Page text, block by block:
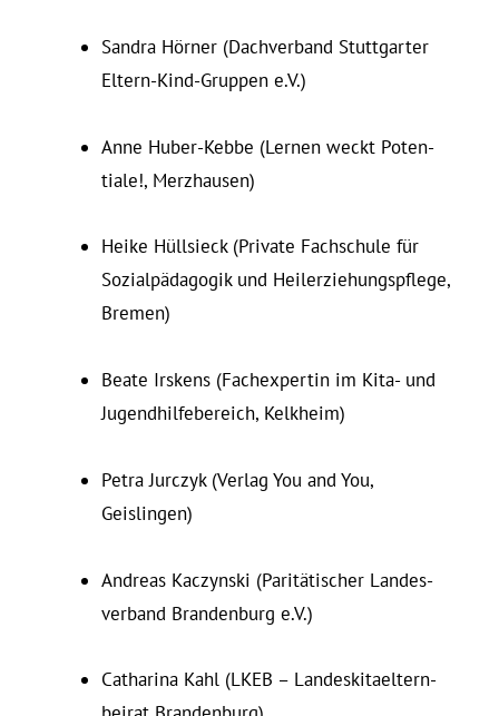
Sandra Hörner (Dach­verband Stutt­garter
Eltern-Kind-Gruppen e.V.)
Anne Huber-Kebbe (Lernen weckt Po­ten­
tiale!, Merzhausen)
Heike Hüllsieck (Private Fach­schule für
Sozialpädagogik und Hei­ler­zie­hungs­pflege,
Bremen)
Beate Irskens (Fach­ex­pertin im Kita- und
Ju­gend­hil­fe­be­reich, Kelkheim)
Petra Jurczyk (Verlag You and You,
Geislingen)
An­dreas Ka­c­zynski (Paritätischer Lan­des­
verband Bran­denburg e.V.)
Ca­tharina Kahl (LKEB – Lan­des­kit­ael­tern­